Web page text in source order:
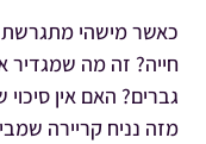
כאשר מישהי
חייה? זה מה
גברים? האם אין
מזה נניח קריירה